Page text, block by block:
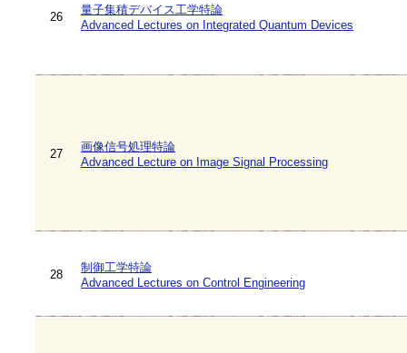
26
量子集積デバイス工学特論
Advanced Lectures on Integrated Quantum Devices
27
画像信号処理特論
Advanced Lecture on Image Signal Processing
28
制御工学特論
Advanced Lectures on Control Engineering